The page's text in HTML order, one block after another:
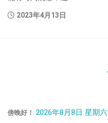
2023年4月13日
傍晚好！ 2026年8月8日 星期六